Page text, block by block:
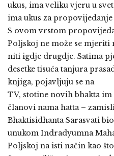
ukus, ima veliku vjeru u
ima ukus za
S ovom vrstom
Poljskoj ne može se mjeriti
niti igdje drugdje. Satima
desetke tisuća tanjura
knjiga, pojavljuju se na
TV, stotine novih bhakta
članovi nama hatta –
Bhaktisidhanta Sarasvati
unukom Indradyumna
Poljskoj na isti način kao